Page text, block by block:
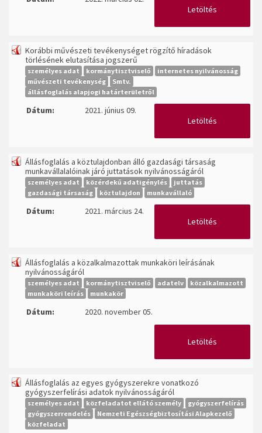
Letöltés
Korábbi művészeti tevékenységet rögzítő híradások
törlésének elutasítása jogszerű
személyes adat kormánytisztviselő
internetes nyilvánosság
művészeti tevékenység
Smtv.
állásfoglalás alapjogi határterületről
Dátum:
2021. június 09.
Letöltés
Állásfoglalás a köztulajdonban álló gazdasági társaság
munkavállalalóinak járó juttatások nyilvánosságáról
személyes adat közérdekű adatigénylés
juttatás
gazdasági társaság
köztulajdon munkavállaló
Dátum:
2021. március 24.
Letöltés
Állásfoglalás a közalkalmazottak munkaköri leírásának
nyilvánosságáról
személyes adat kormánytisztviselő adatelv
közalkalmazott
munkaköri leírás
munkakör
Dátum: 2020. november 05.
Letöltés
Állásfoglalás az egyes gyógyszerekre vonatkozó
gyógyszerfelírási adatok nyilvánosságáról
személyes adat közfeladatot ellátó személy
gyógyszerfelírás
gyógyszerrendelés
Nemzeti Egészségbiztosítási Alapkezelő
közfeladat